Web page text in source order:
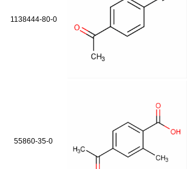
1138444-80-0
55860-35-0